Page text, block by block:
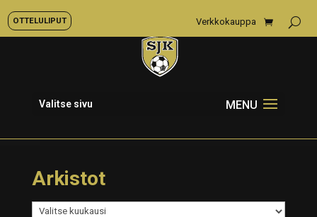
OTTELULIPUT Verkkokauppa
Valitse sivu
Arkistot
Arkistot